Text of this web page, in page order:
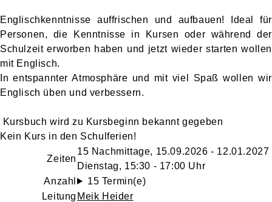
Englischkenntnisse auffrischen und aufbauen! Ideal für
Personen, die Kenntnisse in Kursen oder während der
Schulzeit erworben haben und jetzt wieder starten wollen
mit Englisch.
In entspannter Atmosphäre und mit viel Spaß wollen wir
Englisch üben und verbessern.
Kursbuch wird zu Kursbeginn bekannt gegeben
Kein Kurs in den Schulferien!
Zeiten
15 Nachmittage, 15.09.2026 - 12.01.2027
Dienstag, 15:30 - 17:00 Uhr
Anzahl
15 Termin(e)
Leitung Meik Heider